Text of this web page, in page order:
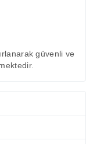
güvenli ve